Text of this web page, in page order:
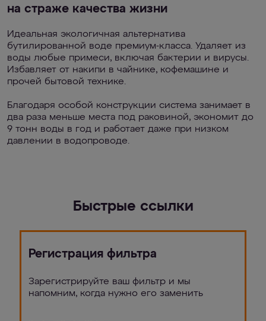
на страже качества жизни
Идеальная экологичная альтернатива
бутилированной воде премиум-класса. Удаляет из
воды любые примеси, включая бактерии и вирусы.
Избавляет от накипи в чайнике, кофемашине и
прочей бытовой технике.
Благодаря особой конструкции система занимает в
два раза меньше места под раковиной, экономит до
9 тонн воды в год и работает даже при низком
давлении в водопроводе.
Быстрые ссылки
Регистрация фильтра
Зарегистрируйте ваш фильтр и мы
напомним, когда нужно его заменить